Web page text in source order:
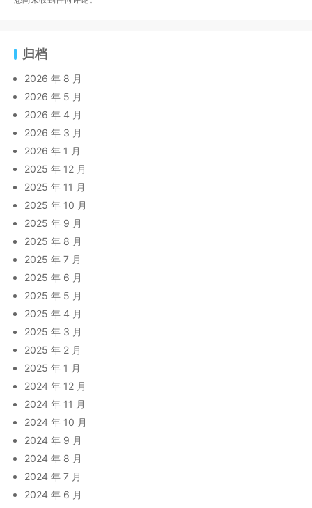
归档
2026 年 8 月
2026 年 5 月
2026 年 4 月
2026 年 3 月
2026 年 1 月
2025 年 12 月
2025 年 11 月
2025 年 10 月
2025 年 9 月
2025 年 8 月
2025 年 7 月
2025 年 6 月
2025 年 5 月
2025 年 4 月
2025 年 3 月
2025 年 2 月
2025 年 1 月
2024 年 12 月
2024 年 11 月
2024 年 10 月
2024 年 9 月
2024 年 8 月
2024 年 7 月
2024 年 6 月